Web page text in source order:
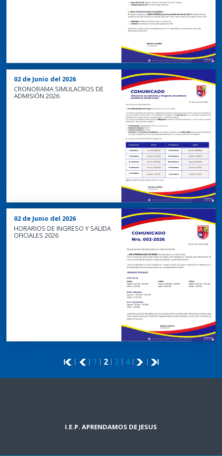
02 de Junio del 2026
CRONORAMA SIMULACROS DE
ADMISIÓN 2026
02 de Junio del 2026
HORARIOS DE INGRESO Y SALIDA
OFICIALES 2026
1 2 3 4
I.E.P. APRENDAMOS DE JESUS